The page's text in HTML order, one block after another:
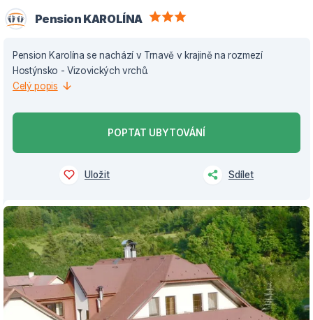
Pension KAROLÍNA
Pension Karolína se nachází v Trnavě v krajině na rozmezí
Hostýnsko - Vizovických vrchů.
Celý popis
POPTAT UBYTOVÁNÍ
Uložit Sdílet